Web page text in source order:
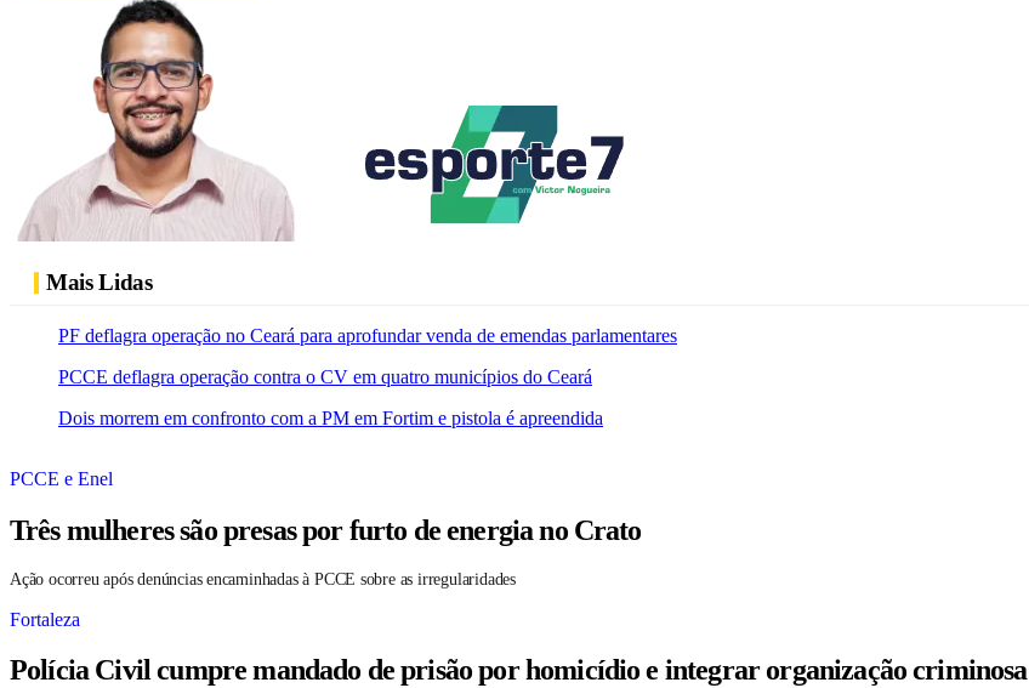
Mais Lidas
PF deflagra operação no Ceará para aprofundar venda de emendas parlamentares
PCCE deflagra operação contra o CV em quatro municípios do Ceará
Dois morrem em confronto com a PM em Fortim e pistola é apreendida
PCCE e Enel
Três mulheres são presas por furto de energia no Crato
Ação ocorreu após denúncias encaminhadas à PCCE sobre as irregularidades
Fortaleza
Polícia Civil cumpre mandado de prisão por homicídio e integrar organização criminosa